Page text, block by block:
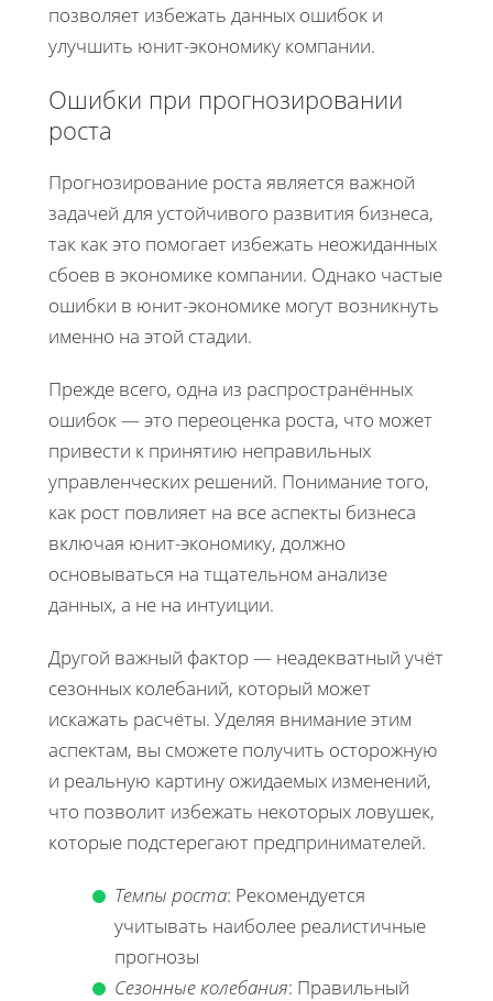
позволяет избежать данных ошибок и
улучшить юнит-экономику компании.
Ошибки при прогнозировании
роста
Прогнозирование роста является важной
задачей для устойчивого развития бизнеса,
так как это помогает избежать неожиданных
сбоев в экономике компании. Однако частые
ошибки в юнит-экономике могут возникнуть
именно на этой стадии.
Прежде всего, одна из распространённых
ошибок — это переоценка роста, что может
привести к принятию неправильных
управленческих решений. Понимание того,
как рост повлияет на все аспекты бизнеса
включая юнит-экономику, должно
основываться на тщательном анализе
данных, а не на интуиции.
Другой важный фактор — неадекватный учёт
сезонных колебаний, который может
искажать расчёты. Уделяя внимание этим
аспектам, вы сможете получить осторожную
и реальную картину ожидаемых изменений,
что позволит избежать некоторых ловушек,
которые подстерегают предпринимателей.
Темпы роста: Рекомендуется
учитывать наиболее реалистичные
прогнозы
Сезонные колебания: Правильный